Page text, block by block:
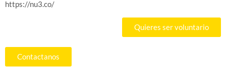
https://nu3.co/
Quieres ser voluntario
Contactanos